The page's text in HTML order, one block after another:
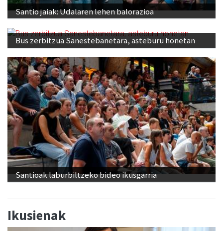
Santio jaiak: Udalaren lehen balorazioa
Bus zerbitzua Sanestebanetara, asteburu honetan
Santioak laburbiltzeko bideo ikusgarria
Ikusienak